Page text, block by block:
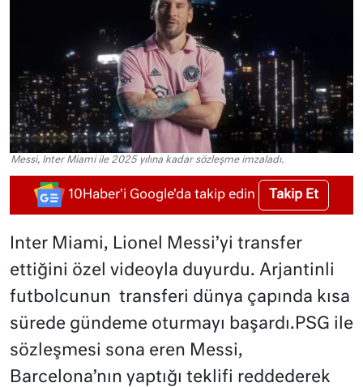
Messi, Inter Miami ile 2025 yılına kadar sözleşme imzaladı.
10Haber'i Google'da takip edin Takip Et
Inter Miami, Lionel Messi’yi transfer
ettiğini özel videoyla duyurdu. Arjantinli
futbolcunun transferi dünya çapında kısa
sürede gündeme oturmayı başardı.PSG ile
sözleşmesi sona eren Messi,
Barcelona’nın yaptığı teklifi reddederek